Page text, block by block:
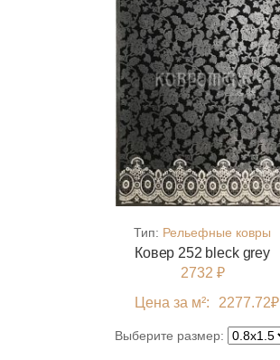
Тип: Рельефные ковры
Ковер 252 bleck grey
2732 ₽
Цена за м²:
2277.72₽
Выберите размер: